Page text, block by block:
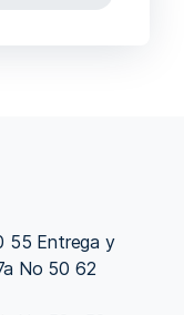
55 Entrega y
No 50 62